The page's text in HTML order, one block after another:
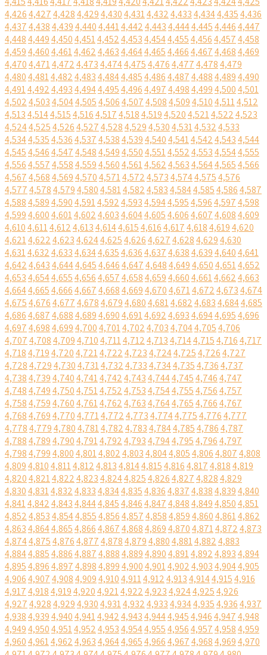
4,4264,4274,4284,4294,4304,4314,4324,4334,4344,4354,436
4,4374,4384,4394,4404,4414,4424,4434,4444,4454,4464,447
4,4484,4494,4504,4514,4524,4534,4544,4554,4564,4574,458
4,4594,4604,4614,4624,4634,4644,4654,4664,4674,4684,469
4,4704,4714,4724,4734,4744,4754,4764,4774,4784,479
4,4804,4814,4824,4834,4844,4854,4864,4874,4884,4894,490
4,4914,4924,4934,4944,4954,4964,4974,4984,4994,5004,501
4,5024,5034,5044,5054,5064,5074,5084,5094,5104,5114,512
4,5134,5144,5154,5164,5174,5184,5194,5204,5214,5224,523
4,5244,5254,5264,5274,5284,5294,5304,5314,5324,533
4,5344,5354,5364,5374,5384,5394,5404,5414,5424,5434,544
4,5454,5464,5474,5484,5494,5504,5514,5524,5534,5544,555
4,5564,5574,5584,5594,5604,5614,5624,5634,5644,5654,566
4,5674,5684,5694,5704,5714,5724,5734,5744,5754,576
4,5774,5784,5794,5804,5814,5824,5834,5844,5854,5864,587
4,5884,5894,5904,5914,5924,5934,5944,5954,5964,5974,598
4,5994,6004,6014,6024,6034,6044,6054,6064,6074,6084,609
4,6104,6114,6124,6134,6144,6154,6164,6174,6184,6194,620
4,6214,6224,6234,6244,6254,6264,6274,6284,6294,630
4,6314,6324,6334,6344,6354,6364,6374,6384,6394,6404,641
4,6424,6434,6444,6454,6464,6474,6484,6494,6504,6514,652
4,6534,6544,6554,6564,6574,6584,6594,6604,6614,6624,663
4,6644,6654,6664,6674,6684,6694,6704,6714,6724,6734,674
4,6754,6764,6774,6784,6794,6804,6814,6824,6834,6844,685
4,6864,6874,6884,6894,6904,6914,6924,6934,6944,6954,696
4,6974,6984,6994,7004,7014,7024,7034,7044,7054,706
4,7074,7084,7094,7104,7114,7124,7134,7144,7154,7164,717
4,7184,7194,7204,7214,7224,7234,7244,7254,7264,727
4,7284,7294,7304,7314,7324,7334,7344,7354,7364,737
4,7384,7394,7404,7414,7424,7434,7444,7454,7464,747
4,7484,7494,7504,7514,7524,7534,7544,7554,7564,757
4,7584,7594,7604,7614,7624,7634,7644,7654,7664,767
4,7684,7694,7704,7714,7724,7734,7744,7754,7764,777
4,7784,7794,7804,7814,7824,7834,7844,7854,7864,787
4,7884,7894,7904,7914,7924,7934,7944,7954,7964,797
4,7984,7994,8004,8014,8024,8034,8044,8054,8064,8074,808
4,8094,8104,8114,8124,8134,8144,8154,8164,8174,8184,819
4,8204,8214,8224,8234,8244,8254,8264,8274,8284,829
4,8304,8314,8324,8334,8344,8354,8364,8374,8384,8394,840
4,8414,8424,8434,8444,8454,8464,8474,8484,8494,8504,851
4,8524,8534,8544,8554,8564,8574,8584,8594,8604,8614,862
4,8634,8644,8654,8664,8674,8684,8694,8704,8714,8724,873
4,8744,8754,8764,8774,8784,8794,8804,8814,8824,883
4,8844,8854,8864,8874,8884,8894,8904,8914,8924,8934,894
4,8954,8964,8974,8984,8994,9004,9014,9024,9034,9044,905
4,9064,9074,9084,9094,9104,9114,9124,9134,9144,9154,916
4,9174,9184,9194,9204,9214,9224,9234,9244,9254,926
4,9274,9284,9294,9304,9314,9324,9334,9344,9354,9364,937
4,9384,9394,9404,9414,9424,9434,9444,9454,9464,9474,948
4,9494,9504,9514,9524,9534,9544,9554,9564,9574,9584,959
4,9604,9614,9624,9634,9644,9654,9664,9674,9684,9694,970